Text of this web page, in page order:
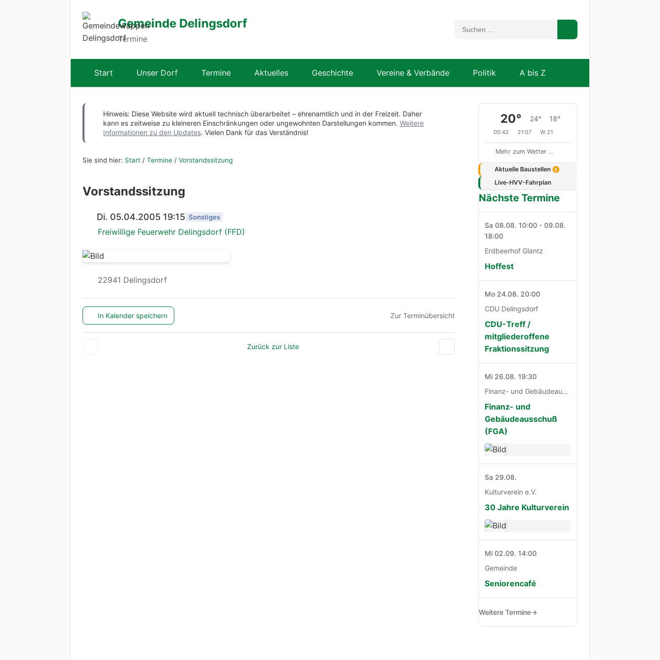
Gemeinde Delingsdorf
Termine
Start Unser Dorf Termine Aktuelles Geschichte Vereine & Verbände Politik A bis Z
Hinweis: Diese Website wird aktuell technisch überarbeitet – ehrenamtlich und in der Freizeit. Daher
kann es zeitweise zu kleineren Einschränkungen oder ungewohnten Darstellungen kommen. Weitere
Informationen zu den Updates. Vielen Dank für das Verständnis!
Sie sind hier: Start / Termine / Vorstandssitzung
Vorstandssitzung
Di. 05.04.2005 19:15 Sonstiges
Freiwillige Feuerwehr Delingsdorf (FFD)
22941 Delingsdorf
In Kalender speichern Zur Terminübersicht
Zurück zur Liste
20° 24° 18°
05:42 21:07 W 21
Mehr zum Wetter …
Aktuelle Baustellen 3
Live-HVV-Fahrplan
Nächste Termine
Sa 08.08. 10:00 - 09.08.
18:00
Erdbeerhof Glantz
Hoffest
Mo 24.08. 20:00
CDU Delingsdorf
CDU-Treff /
mitgliederoffene
Fraktionssitzung
Mi 26.08. 19:30
Finanz- und Gebäudeausschuß
Finanz- und
Gebäudeausschuß
(FGA)
Sa 29.08.
Kulturverein e.V.
30 Jahre Kulturverein
Mi 02.09. 14:00
Gemeinde
Seniorencafé
Weitere Termine→